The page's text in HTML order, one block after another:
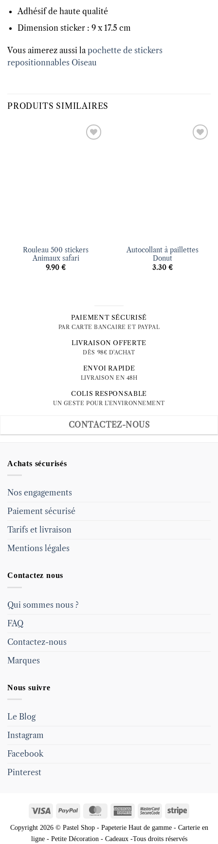
Adhésif de haute qualité
Dimension sticker : 9 x 17.5 cm
Vous aimerez aussi la pochette de stickers
repositionnables Oiseau
PRODUITS SIMILAIRES
Rouleau 500 stickers
Animaux safari
9.90 €
Autocollant à paillettes
Donut
3.30 €
PAIEMENT SÉCURISÉ
PAR CARTE BANCAIRE ET PAYPAL
LIVRAISON OFFERTE
DÈS 98€ D'ACHAT
ENVOI RAPIDE
LIVRAISON EN 48H
COLIS RESPONSABLE
UN GESTE POUR L'ENVIRONNEMENT
CONTACTEZ-NOUS
Achats sécurisés
Nos engagements
Paiement sécurisé
Tarifs et livraison
Mentions légales
Contactez nous
Qui sommes nous ?
FAQ
Contactez-nous
Marques
Nous suivre
Le Blog
Instagram
Facebook
Pinterest
Visa PayPal MasterCardAmericanMasterCardStripe
Copyright 2026 © Pastel Shop - Papeterie Haut de gamme - Carterie en
ligne - Petite Décoration - Cadeaux -Tous droits réservés